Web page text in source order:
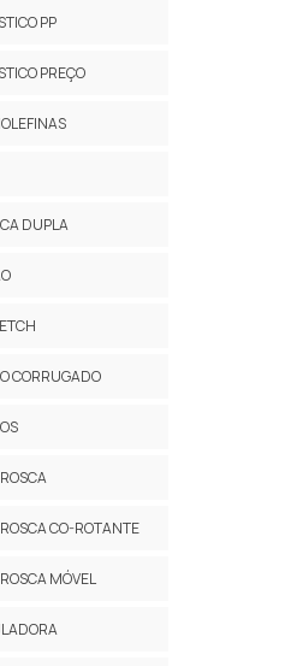
PP
PREÇO
DUPLA
CORRUGADO
CO-ROTANTE
MÓVEL